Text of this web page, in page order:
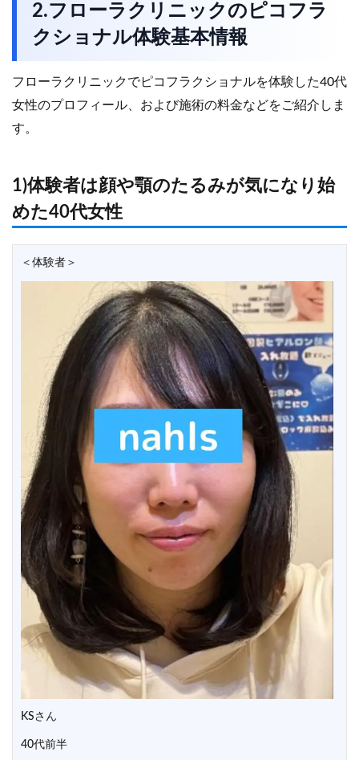
2.フローラクリニックのピコフラ
クショナル体験基本情報
フローラクリニックでピコフラクショナルを体験した40代
女性のプロフィール、および施術の料金などをご紹介しま
す。
1)体験者は顔や顎のたるみが気になり始
めた40代女性
＜体験者＞
KSさん
40代前半